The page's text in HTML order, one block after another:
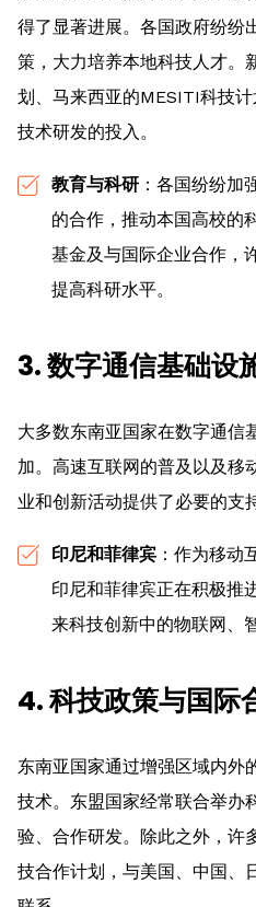
得了显著进展。各国政府纷纷
策，大力培养本地科技人才。
划、马来西亚的MESITI科技
技术研发的投入。
教育与科研 ：各国纷纷加
的合作，推动本国高校的
基金及与国际企业合作，
提高科研水平。
3. 数字通信基础设
大多数东南亚国家在数字通信
加。高速互联网的普及以及移
业和创新活动提供了必要的支
印尼和菲律宾 ：作为移动
印尼和菲律宾正在积极推
来科技创新中的物联网、
4. 科技政策与国际
东南亚国家通过增强区域内外
技术。东盟国家经常联合举办
验、合作研发。除此之外，许
技合作计划，与美国、中国、